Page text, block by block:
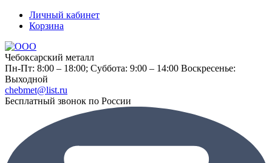
Личный кабинет
Корзина
Чебоксарский металл
Пн-Пт: 8:00 – 18:00; Суббота: 9:00 – 14:00 Воскресенье:
Выходной
chebmet@list.ru
Бесплатный звонок по России